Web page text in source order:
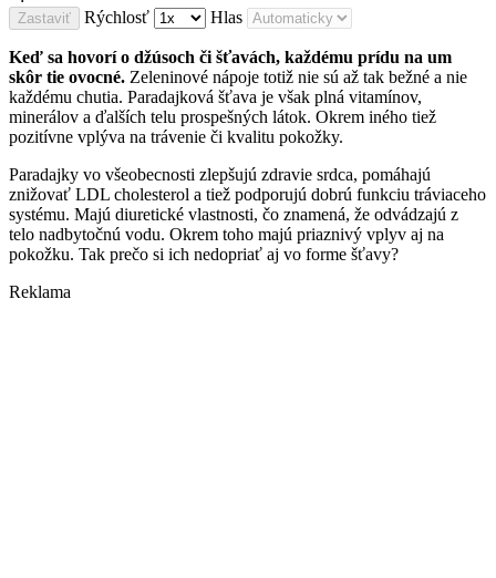
Zastaviť Rýchlosť Hlas
Keď sa hovorí o džúsoch či šťavách, každému prídu na um
skôr tie ovocné. Zeleninové nápoje totiž nie sú až tak bežné a nie
každému chutia. Paradajková šťava je však plná vitamínov,
minerálov a ďalších telu prospešných látok. Okrem iného tiež
pozitívne vplýva na trávenie či kvalitu pokožky.
Paradajky vo všeobecnosti zlepšujú zdravie srdca, pomáhajú
znižovať LDL cholesterol a tiež podporujú dobrú funkciu tráviaceho
systému. Majú diuretické vlastnosti, čo znamená, že odvádzajú z
telo nadbytočnú vodu. Okrem toho majú priaznivý vplyv aj na
pokožku. Tak prečo si ich nedopriať aj vo forme šťavy?
Reklama